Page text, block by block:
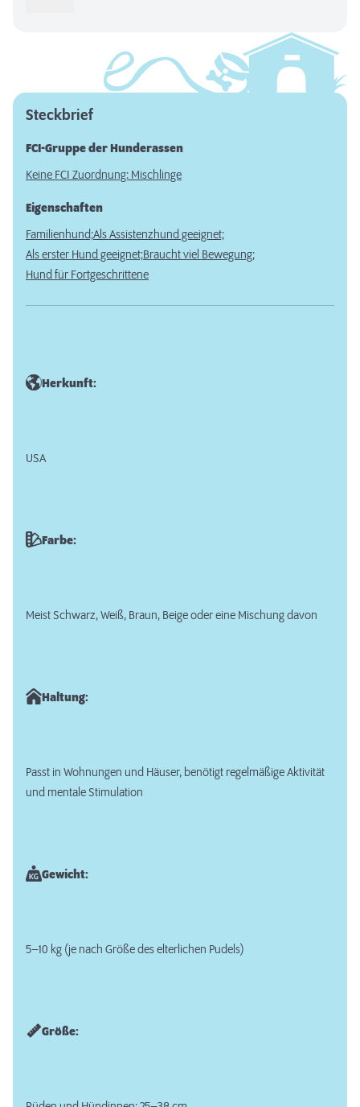
Steckbrief
FCI-Gruppe der Hunderassen
Keine FCI Zuordnung: Mischlinge
Eigenschaften
Familienhund;Als Assistenzhund geeignet;
Als erster Hund geeignet;Braucht viel Bewegung;
Hund für Fortgeschrittene
Herkunft:
USA
Farbe:
Meist Schwarz, Weiß, Braun, Beige oder eine Mischung davon
Haltung:
Passt in Wohnungen und Häuser, benötigt regelmäßige Aktivität
und mentale Stimulation
Gewicht:
5–10 kg (je nach Größe des elterlichen Pudels)
Größe: